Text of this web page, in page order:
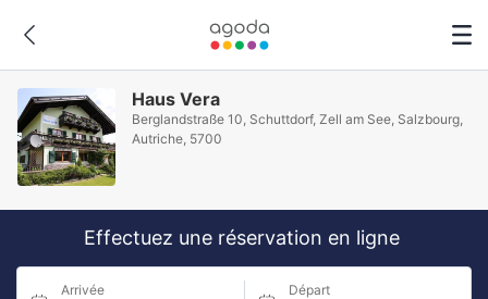
Haus Vera
Berglandstraße 10, Schuttdorf, Zell am See, Salzbourg,
Autriche, 5700
Effectuez une réservation en ligne
Arrivée Départ